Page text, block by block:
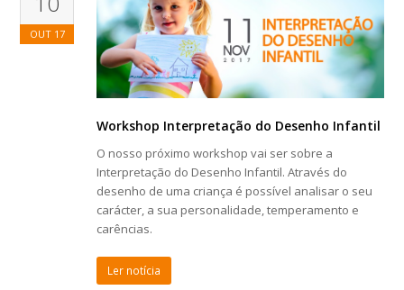
OUT 17
Workshop Interpretação do Desenho Infantil
O nosso próximo workshop vai ser sobre a
Interpretação do Desenho Infantil. Através do
desenho de uma criança é possível analisar o seu
carácter, a sua personalidade, temperamento e
carências.
Ler notícia